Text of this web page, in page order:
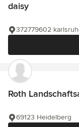
daisy
372779602
Roth
69123 Heidelberg